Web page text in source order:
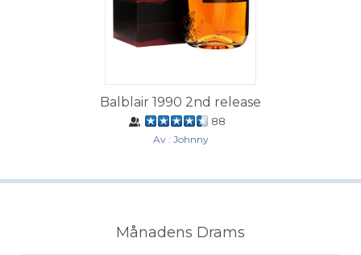
Balblair 1990 2nd release
88
Av : Johnny
Månadens Drams